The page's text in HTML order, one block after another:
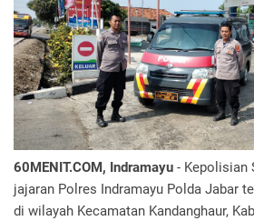
60MENIT.COM, Indramayu - Kepolisian
jajaran Polres Indramayu Polda Jabar
di wilayah Kecamatan Kandanghaur,